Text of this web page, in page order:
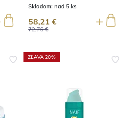
Skladom: nad 5 ks
72,76 €
58,21 €
ZĽAVA 20%